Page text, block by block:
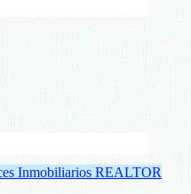
Inmobiliarios REALTOR